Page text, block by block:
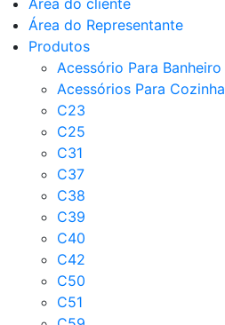
Área do Representante
Produtos
Acessório Para Banheiro
Acessórios Para Cozinha
C23
C25
C31
C37
C38
C39
C40
C42
C50
C51